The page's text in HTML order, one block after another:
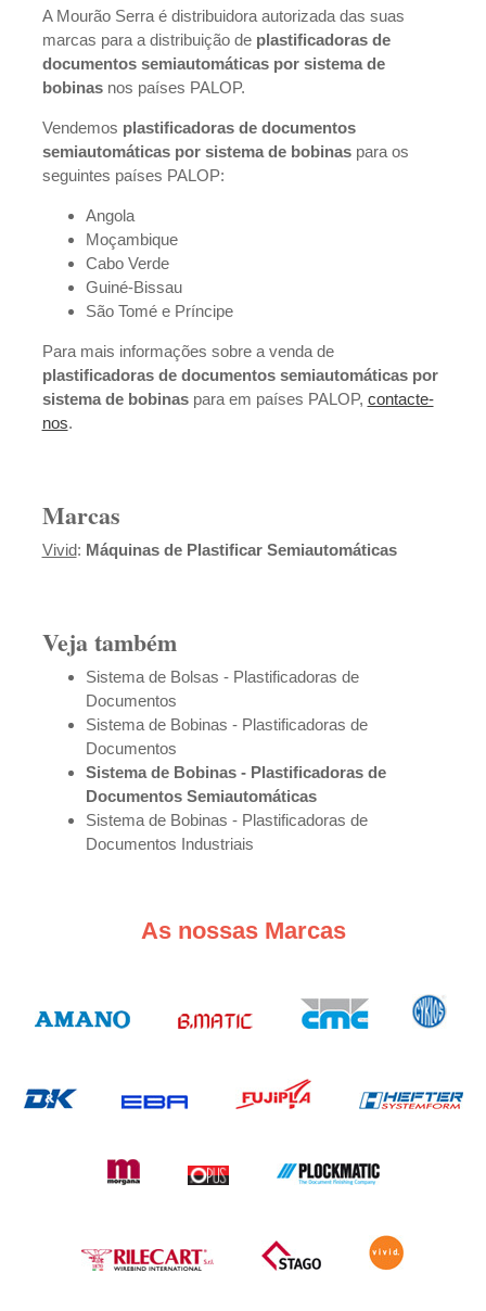
A Mourão Serra é distribuidora autorizada das suas
marcas para a distribuição de plastificadoras de
documentos semiautomáticas por sistema de
bobinas nos países PALOP.
Vendemos plastificadoras de documentos
semiautomáticas por sistema de bobinas para os
seguintes países PALOP:
Angola
Moçambique
Cabo Verde
Guiné-Bissau
São Tomé e Príncipe
Para mais informações sobre a venda de
plastificadoras de documentos semiautomáticas por
sistema de bobinas para em países PALOP, contacte-
nos.
Marcas
Vivid: Máquinas de Plastificar Semiautomáticas
Veja também
Sistema de Bolsas - Plastificadoras de
Documentos
Sistema de Bobinas - Plastificadoras de
Documentos
Sistema de Bobinas - Plastificadoras de
Documentos Semiautomáticas
Sistema de Bobinas - Plastificadoras de
Documentos Industriais
As nossas Marcas